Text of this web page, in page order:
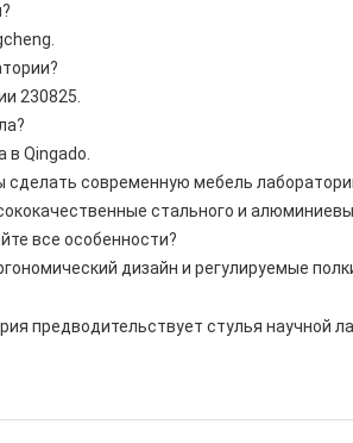
230825.
в Qingado.
сделать современную мебель
стального и
все особенности?
дизайн и регулируемые
предводительствует стулья научной